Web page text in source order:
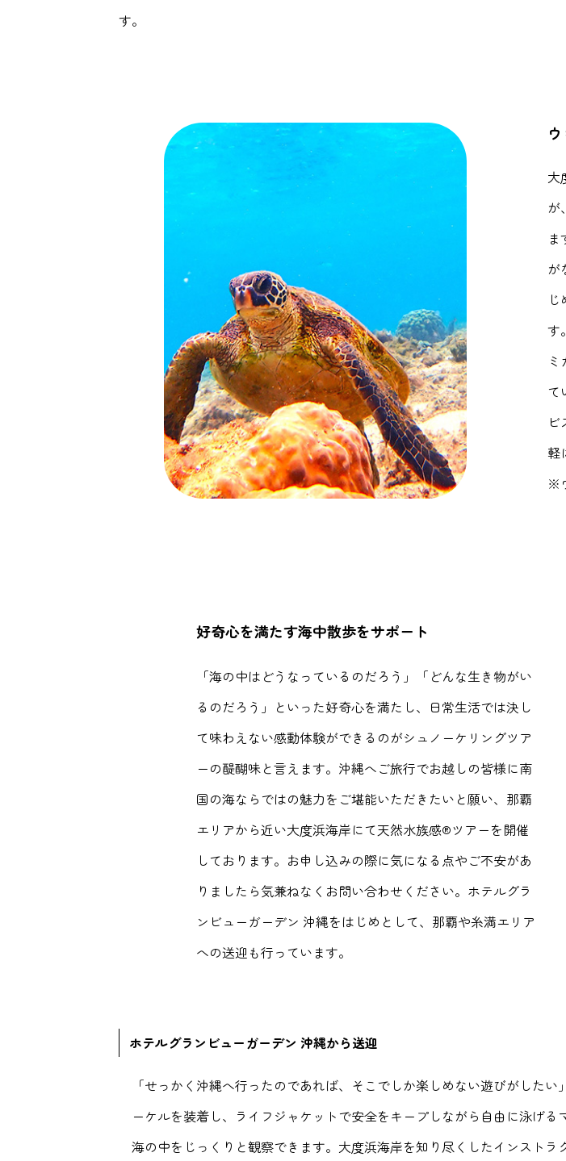
す。
大
が
が
す
て
軽
※
好奇心を満たす海中散歩をサポート
「海の中はどうなっているのだろう」「どんな生き物がい
るのだろう」といった好奇心を満たし、日常生活では決し
て味わえない感動体験ができるのがシュノーケリングツア
ーの醍醐味と言えます。沖縄へご旅行でお越しの皆様に南
国の海ならではの魅力をご堪能いただきたいと願い、那覇
エリアから近い大度浜海岸にて天然水族感®ツアーを開催
しております。お申し込みの際に気になる点やご不安があ
りましたら気兼ねなくお問い合わせください。ホテルグラ
ンビューガーデン 沖縄をはじめとして、那覇や糸満エリア
への送迎も行っています。
ホテルグランビューガーデン 沖縄から送迎
「せっかく沖縄へ行ったのであれば、そこでしか楽しめない遊びがした
ーケルを装着し、ライフジャケットで安全をキープしながら自由に泳げ
海の中をじっくりと観察できます。大度浜海岸を知り尽くしたインスト